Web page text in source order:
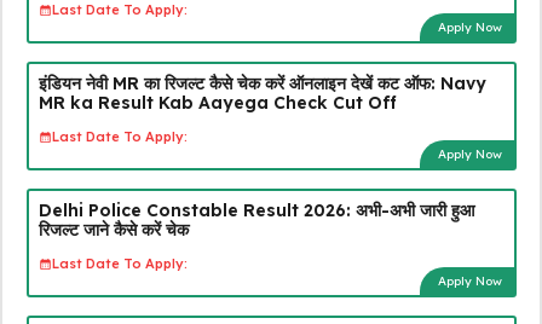
Last Date To Apply:
Apply Now
इंडियन नेवी MR का रिजल्ट कैसे चेक करें ऑनलाइन देखें कट ऑफ: Navy
MR ka Result Kab Aayega Check Cut Off
Last Date To Apply:
Apply Now
Delhi Police Constable Result 2026: अभी-अभी जारी हुआ
रिजल्ट जाने कैसे करें चेक
Last Date To Apply:
Apply Now